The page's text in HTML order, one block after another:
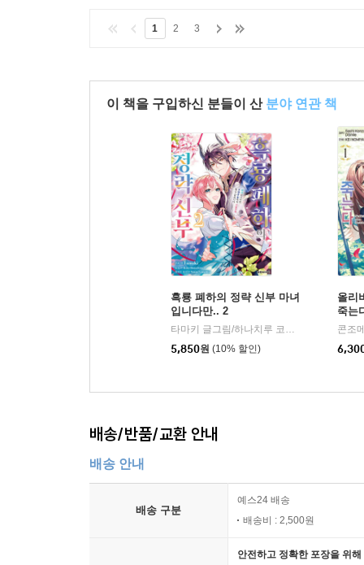
1 2 3
이 책을 구입하신 분들이 산 분야 연관 책
흑룡 폐하의 정략 신부 마녀
입니다만.. 2
타마키 글그림/하나치루 코코 원저
대원
5,850원 (10% 할인)
올리
죽는
배송/반품/교환 안내
배송 안내
배송 구분
예스24 배송
배송비 : 2,500원
안전하고 정확한 포장을 위